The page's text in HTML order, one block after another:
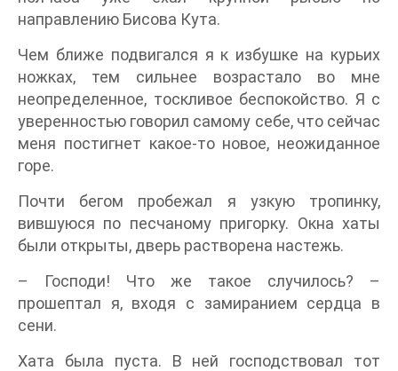
направлению Бисова Кута.
Чем ближе подвигался я к избушке на курьих
ножках, тем сильнее возрастало во мне
неопределенное, тоскливое беспокойство. Я с
уверенностью говорил самому себе, что сейчас
меня постигнет какое-то новое, неожиданное
горе.
Почти бегом пробежал я узкую тропинку,
вившуюся по песчаному пригорку. Окна хаты
были открыты, дверь растворена настежь.
– Господи! Что же такое случилось? –
прошептал я, входя с замиранием сердца в
сени.
Хата была пуста. В ней господствовал тот